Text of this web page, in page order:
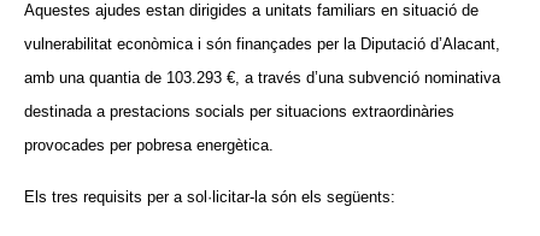
Aquestes ajudes estan dirigides a unitats familiars en situació de
vulnerabilitat econòmica i són finançades per la Diputació d’Alacant,
amb una quantia de 103.293 €, a través d’una subvenció nominativa
destinada a prestacions socials per situacions extraordinàries
provocades per pobresa energètica.
Els tres requisits per a sol·licitar-la són els següents: